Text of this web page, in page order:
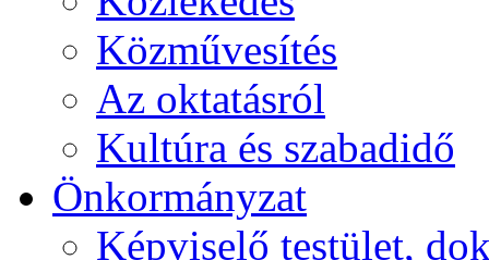
Közművesítés
Az oktatásról
Kultúra és szabadidő
Önkormányzat
Képviselő testület,